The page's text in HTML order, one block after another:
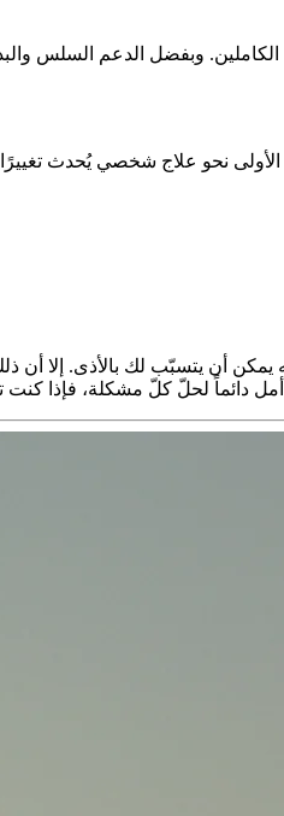
وبفضل الدعم السلس
نحو علاج شخصي يُحدث تغييرًا
أن يتسبّب لك بالأذى. إلا أن
دائماً لحلّ كلّ مشكلة، فإذا